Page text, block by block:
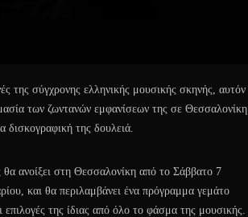
της σύγχρονης ελληνικής μουσικής σκηνής, αυτόν
των ζωντανών εμφανίσεων της σε Θεσσαλονίκη
δισκογραφική της δουλειά.
ανοίξει στη Θεσσαλονίκη από το Σάββατο 7
και θα περιλαμβάνει ένα πρόγραμμα γεμάτο
της ίδιας από όλο το φάσμα της μουσικής.